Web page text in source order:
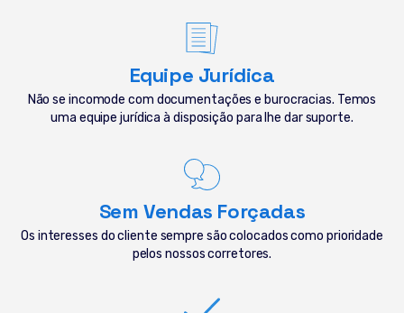
Equipe Jurídica
Não se incomode com documentações e burocracias. Temos
uma equipe jurídica à disposição para lhe dar suporte.
Sem Vendas Forçadas
Os interesses do cliente sempre são colocados como prioridade
pelos nossos corretores.